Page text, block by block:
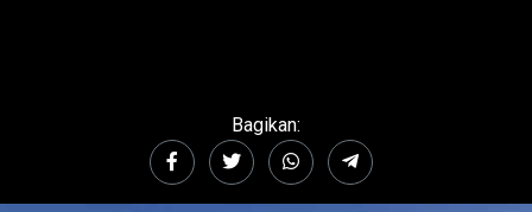
Bagikan: